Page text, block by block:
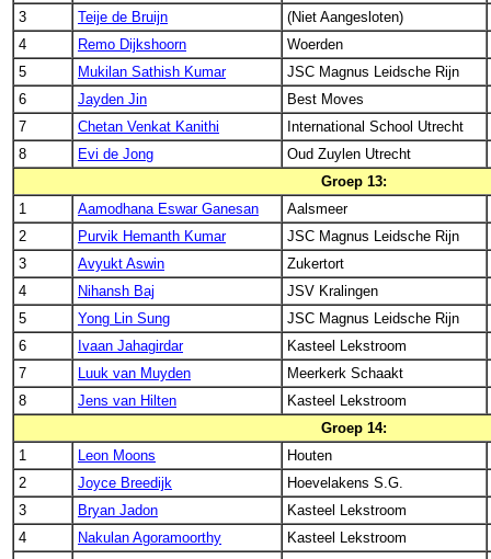
3
Teije de Bruijn
(Niet Aangesloten)
4
Remo Dijkshoorn
Woerden
5
Mukilan Sathish Kumar
JSC Magnus Leidsche Rijn
6
Jayden Jin
Best Moves
7
Chetan Venkat Kanithi
International School Utrecht
8
Evi de Jong
Oud Zuylen Utrecht
Groep 13:
1
Aamodhana Eswar Ganesan
Aalsmeer
2
Purvik Hemanth Kumar
JSC Magnus Leidsche Rijn
3
Avyukt Aswin
Zukertort
4
Nihansh Baj
JSV Kralingen
5
Yong Lin Sung
JSC Magnus Leidsche Rijn
6
Ivaan Jahagirdar
Kasteel Lekstroom
7
Luuk van Muyden
Meerkerk Schaakt
8
Jens van Hilten
Kasteel Lekstroom
Groep 14:
1
Leon Moons
Houten
2
Joyce Breedijk
Hoevelakens S.G.
3
Bryan Jadon
Kasteel Lekstroom
4
Nakulan Agoramoorthy
Kasteel Lekstroom